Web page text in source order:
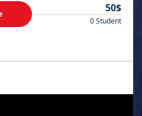
50$
0 Student